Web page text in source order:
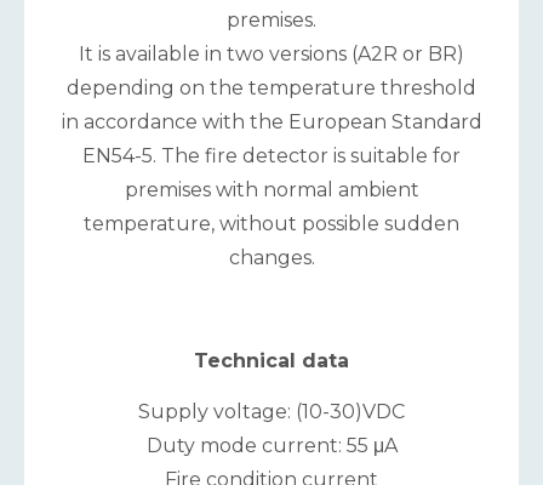
premises.
It is available in two versions (A2R or BR)
depending on the temperature threshold
in accordance with the European Standard
EN54-5. The fire detector is suitable for
premises with normal ambient
temperature, without possible sudden
changes.
Technical data
Supply voltage: (10-30)VDC
Duty mode current: 55 μA
Fire condition current